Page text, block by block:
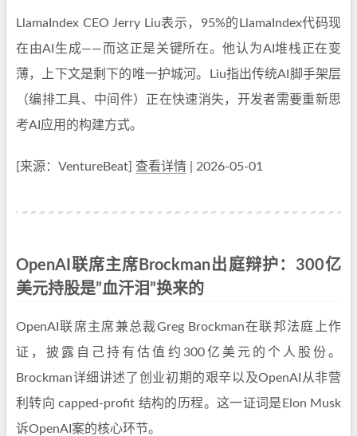
LlamaIndex CEO Jerry Liu表示，95%的LlamaIndex代码现
在由AI生成——而这正是关键所在。他认为AI堆栈正在变
薄，上下文是剩下的唯一护城河。Liu指出传统AI脚手架层
（编排工具、中间件）正在快速消失，开发者需要重新思
考AI应用的构建方式。
[来源：VentureBeat] 查看详情 | 2026-05-01
OpenAI联席主席Brockman出庭辩护：300亿
美元持股是”血汗泪”换来的
OpenAI联席主席兼总裁Greg Brockman在联邦法庭上作
证，披露自己持有估值约300亿美元的个人股份。
Brockman详细讲述了创业初期的艰辛以及OpenAI从非营
利转向 capped-profit 结构的历程。这一证词是Elon Musk
诉OpenAI案的核心环节。